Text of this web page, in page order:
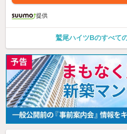
提供
鷲尾ハイツBのすべて